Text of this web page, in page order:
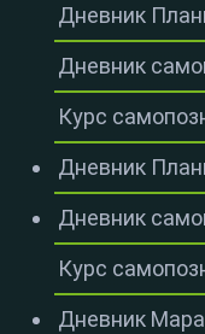
Дневник
Дневник
Курс
Дневник
Дневник
Курс
Дневник